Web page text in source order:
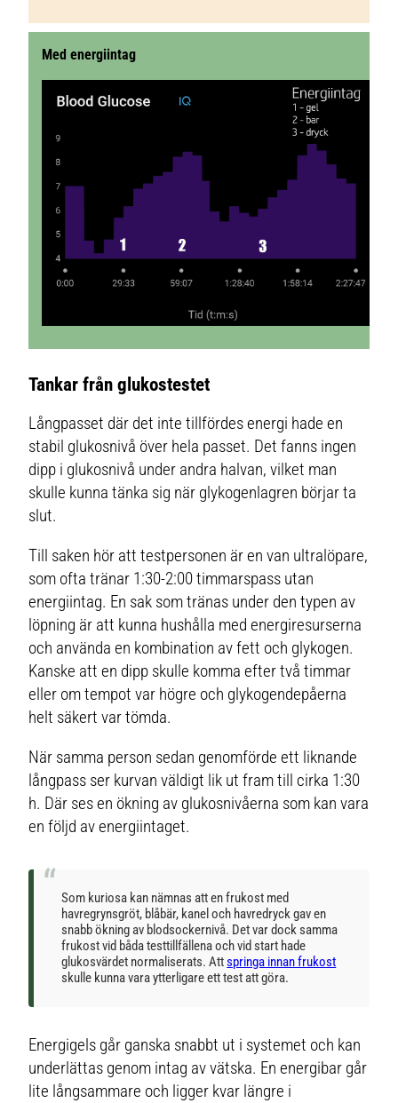
Med energiintag
Tankar från glukostestet
Långpasset där det inte tillfördes energi hade en
stabil glukosnivå över hela passet. Det fanns ingen
dipp i glukosnivå under andra halvan, vilket man
skulle kunna tänka sig när glykogenlagren börjar ta
slut.
Till saken hör att testpersonen är en van ultralöpare,
som ofta tränar 1:30-2:00 timmarspass utan
energiintag. En sak som tränas under den typen av
löpning är att kunna hushålla med energiresurserna
och använda en kombination av fett och glykogen.
Kanske att en dipp skulle komma efter två timmar
eller om tempot var högre och glykogendepåerna
helt säkert var tömda.
När samma person sedan genomförde ett liknande
långpass ser kurvan väldigt lik ut fram till cirka 1:30
h. Där ses en ökning av glukosnivåerna som kan vara
en följd av energiintaget.
Som kuriosa kan nämnas att en frukost med
havregrynsgröt, blåbär, kanel och havredryck gav en
snabb ökning av blodsockernivå. Det var dock samma
frukost vid båda testtillfällena och vid start hade
glukosvärdet normaliserats. Attspringa innan frukost
skulle kunna vara ytterligare ett test att göra.
Energigels går ganska snabbt ut i systemet och kan
underlättas genom intag av vätska. En energibar går
lite långsammare och ligger kvar längre i